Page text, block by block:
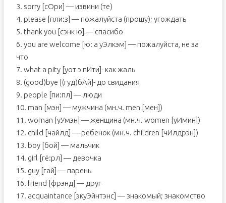
3. sorry [сOри] — извини (те)
4. please [пли:з] — пожалуйста (прошу); угождать
5. thank you [сэнк ю] — спасибо
6. you are welcome [ю: а уЭлкэм] — пожалуйста, не за
что
7. what a pity [уот э пИти]- как жаль
8. (good)bye [(гуд)бAй]- до свидания
9. people [пи:пл] — люди
10. man [мэн] — мужчина (мн.ч. men [мен])
11. woman [уУмэн] — женщина (мн.ч. women [уИмин])
12. child [чайлд] — ребенок (мн.ч. children [чИлдрэн])
13. boy [бой] — мальчик
14. girl [гё:рл] — девочка
15. guy [гай] — парень
16. friend [фрэнд] — друг
17. acquaintance [экуЭйнтэнс] — знакомый; знакомство